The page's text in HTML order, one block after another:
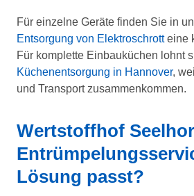
Für einzelne Geräte finden Sie in
Entsorgung von Elektroschrotteine
Für komplette Einbauküchen lohnt
Küchenentsorgung in Hannover,
und Transport zusammenkommen.
Wertstoffhof
Lösung passt?